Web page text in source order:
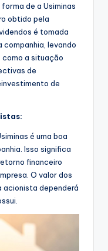
de a Usiminas
obtido pela
é tomada
companhia, levando
a situação
de
de
é uma boa
Isso significa
financeiro
O valor dos
acionista dependerá